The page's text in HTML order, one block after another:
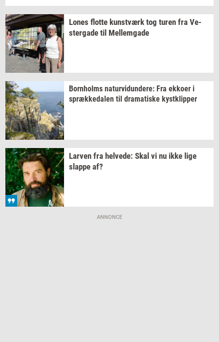
Lones flot­te kunst­værk tog turen fra Ve­
ster­ga­de til Mel­lem­ga­de
Born­holms na­tur­vi­dun­de­re: Fra ek­ko­er i
spræk­ke­da­len til dra­ma­ti­ske kyst­klip­per
Lar­ven fra hel­ve­de: Skal vi nu ikke lige
slap­pe af?
ANNONCE